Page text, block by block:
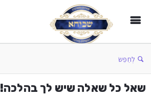
לְחַפֵּשׂ
שאל כל שאלה שיש לך בהלכה!